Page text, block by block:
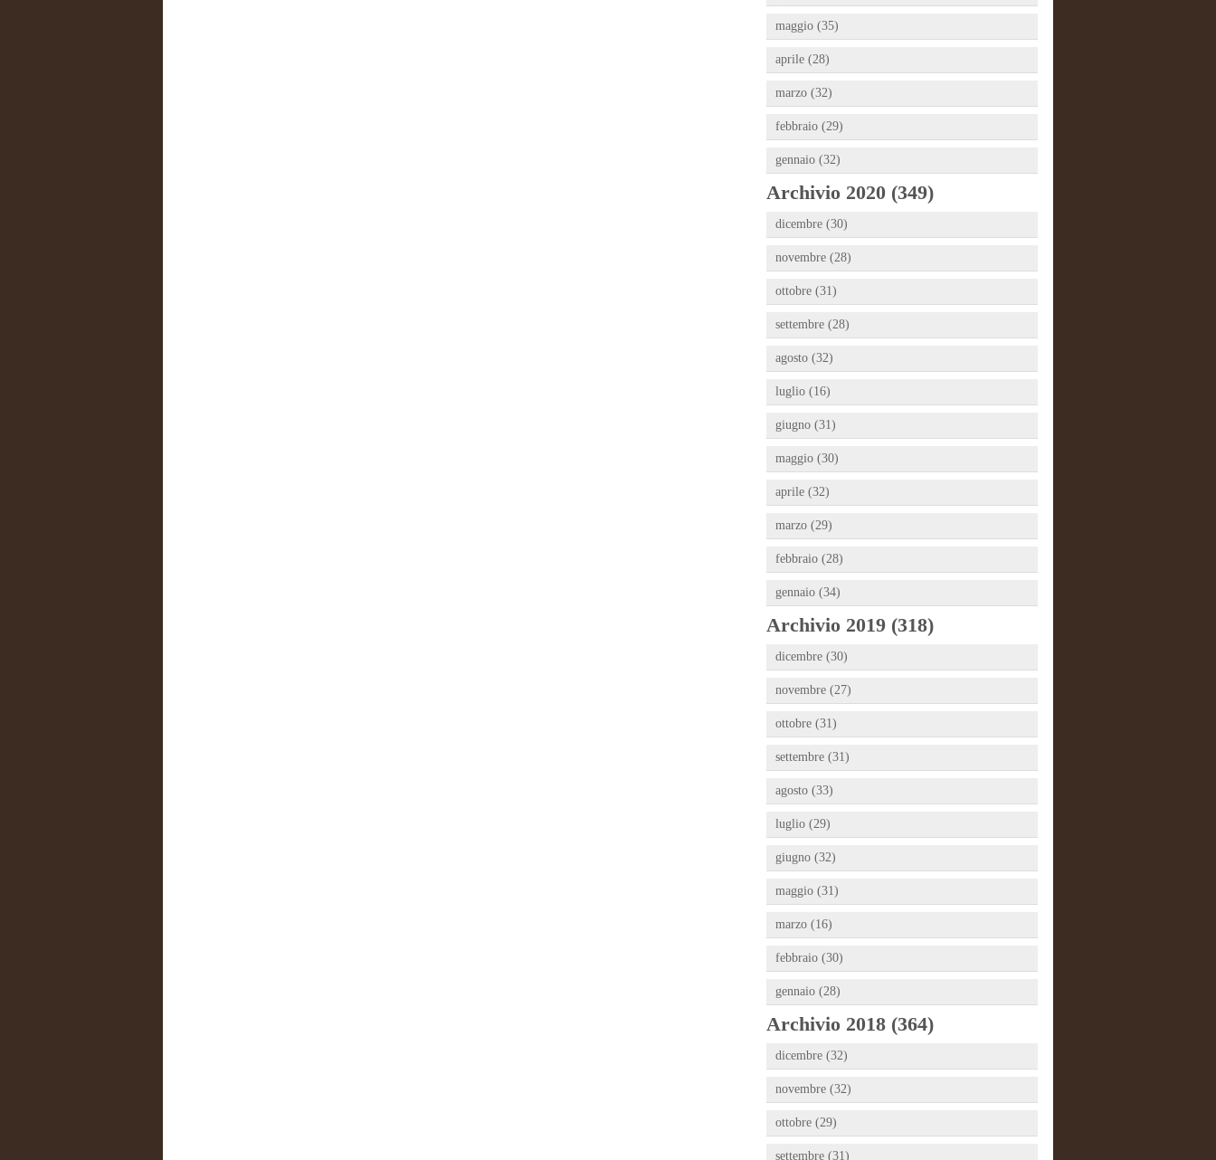
maggio (35)
aprile (28)
marzo (32)
febbraio (29)
gennaio (32)
Archivio 2020 (349)
dicembre (30)
novembre (28)
ottobre (31)
settembre (28)
agosto (32)
luglio (16)
giugno (31)
maggio (30)
aprile (32)
marzo (29)
febbraio (28)
gennaio (34)
Archivio 2019 (318)
dicembre (30)
novembre (27)
ottobre (31)
settembre (31)
agosto (33)
luglio (29)
giugno (32)
maggio (31)
marzo (16)
febbraio (30)
gennaio (28)
Archivio 2018 (364)
dicembre (32)
novembre (32)
ottobre (29)
settembre (31)